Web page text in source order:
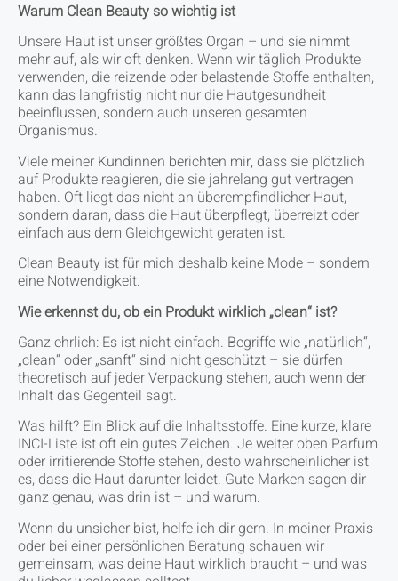
Warum Clean Beauty so wichtig ist
Unsere Haut ist unser größtes Organ – und sie nimmt
mehr auf, als wir oft denken. Wenn wir täglich Produkte
verwenden, die reizende oder belastende Stoffe enthalten,
kann das langfristig nicht nur die Hautgesundheit
beeinflussen, sondern auch unseren gesamten
Organismus.
Viele meiner Kundinnen berichten mir, dass sie plötzlich
auf Produkte reagieren, die sie jahrelang gut vertragen
haben. Oft liegt das nicht an überempfindlicher Haut,
sondern daran, dass die Haut überpflegt, überreizt oder
einfach aus dem Gleichgewicht geraten ist.
Clean Beauty ist für mich deshalb keine Mode – sondern
eine Notwendigkeit.
Wie erkennst du, ob ein Produkt wirklich „clean“ ist?
Ganz ehrlich: Es ist nicht einfach. Begriffe wie „natürlich“,
„clean“ oder „sanft“ sind nicht geschützt – sie dürfen
theoretisch auf jeder Verpackung stehen, auch wenn der
Inhalt das Gegenteil sagt.
Was hilft? Ein Blick auf die Inhaltsstoffe. Eine kurze, klare
INCI-Liste ist oft ein gutes Zeichen. Je weiter oben Parfum
oder irritierende Stoffe stehen, desto wahrscheinlicher ist
es, dass die Haut darunter leidet. Gute Marken sagen dir
ganz genau, was drin ist – und warum.
Wenn du unsicher bist, helfe ich dir gern. In meiner Praxis
oder bei einer persönlichen Beratung schauen wir
gemeinsam, was deine Haut wirklich braucht – und was